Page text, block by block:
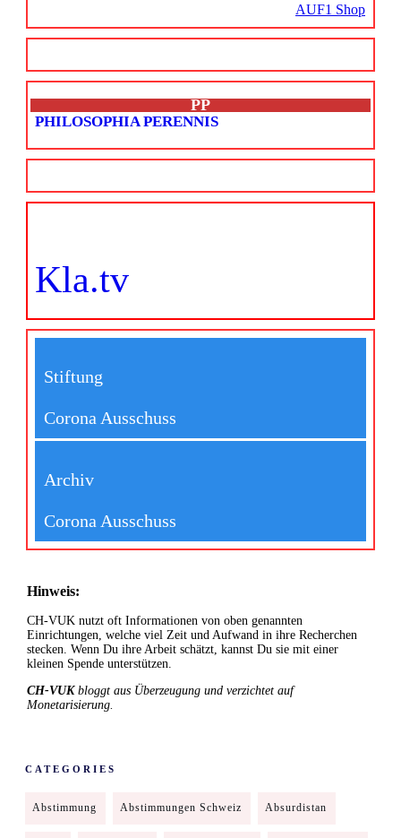
AUF1 Shop
PP
PHILOSOPHIA PERENNIS
Kla.tv
Stiftung
Corona Ausschuss
Archiv
Corona Ausschuss
Hinweis:
CH-VUK nutzt oft Informationen von oben genannten
Einrichtungen, welche viel Zeit und Aufwand in ihre Recherchen
stecken. Wenn Du ihre Arbeit schätzt, kannst Du sie mit einer
kleinen Spende unterstützen.
CH-VUKbloggt aus Überzeugung und verzichtet auf
Monetarisierung.
CATEGORIES
Abstimmung Abstimmungen Schweiz Absurdistan